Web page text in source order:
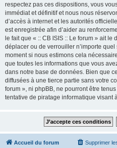
respectez pas ces dispositions, vous
immédiat et définitif et nous nous
d’accès à internet et les autorités
est enregistrée afin d’aider au
le fait que « :: CB ISIS :: Le forum » ait le
déplacer ou de verrouiller n’importe quel
moment si nous estimons cela
que toutes les informations que vous
dans notre base de données. Bien que
diffusées à une tierce partie sans votre
forum », ni phpBB, ne pourront être
tentative de piratage informatique visant
Accueil du forum Supprimer